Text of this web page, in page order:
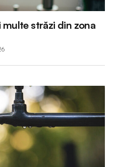
multe străzi din zona